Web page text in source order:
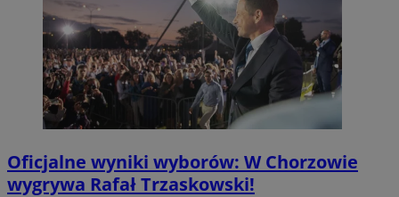
Oficjalne wyniki wyborów: W Chorzowie
wygrywa Rafał Trzaskowski!